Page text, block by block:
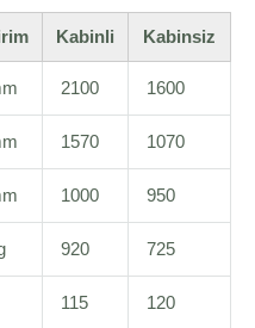
Kabinli Kabinsiz
2100 1600
1570 1070
1000 950
920 725
115 120